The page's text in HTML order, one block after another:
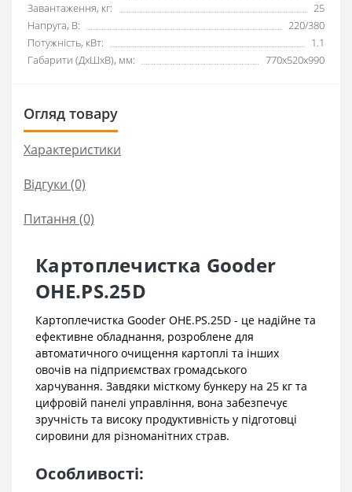
Завантаження, кг:
25
Напруга, В:
220/380
Потужність, кВт:
1.1
Габарити (ДхШхВ), мм:
770x520x990
Огляд товару
Характеристики
Відгуки (0)
Питання (0)
Картоплечистка Gooder
OHE.PS.25D
Картоплечистка Gooder OHE.PS.25D - це надійне та
ефективне обладнання, розроблене для
автоматичного очищення картоплі та інших
овочів на підприємствах громадського
харчування. Завдяки місткому бункеру на 25 кг та
цифровій панелі управління, вона забезпечує
зручність та високу продуктивність у підготовці
сировини для різноманітних страв.
Особливості: